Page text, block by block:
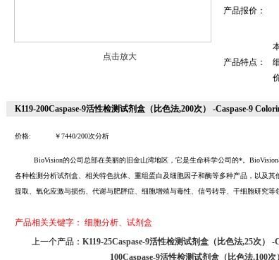
点击放大
产品报价：
产品特点：
K119-200Caspase-9活性检测试剂盒（比色法,200次） -Caspase-9
价格: ￥7440/200次分析
BioVision的公司总部在美丽的旧金山湾地区，它是生命科学公司的*。
各种检测分析试剂盒、相关特色抗体、重组蛋白及细胞因子和酶等多种产品，以及
提取、氧化应激与损伤、代谢与肥胖症、细胞增殖与毒性、信号转导、干细胞研究等
产品相关关键字： 细胞分析、试剂盒
上一个产品： K119-25Caspase-9活性检测试剂盒（比色法,25次）
100Caspase-9活性检测试剂盒（比色法,100